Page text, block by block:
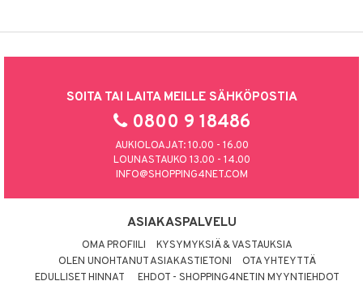
SOITA TAI LAITA MEILLE SÄHKÖPOSTIA
0800 9 18486
AUKIOLOAJAT: 10.00 - 16.00
LOUNASTAUKO 13.00 - 14.00
INFO@SHOPPING4NET.COM
ASIAKASPALVELU
OMA PROFIILI
KYSYMYKSIÄ & VASTAUKSIA
OLEN UNOHTANUT ASIAKASTIETONI
OTA YHTEYTTÄ
EDULLISET HINNAT
EHDOT - SHOPPING4NETIN MYYNTIEHDOT